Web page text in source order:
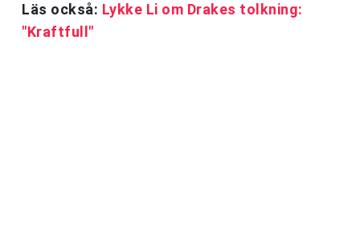
Läs också: Lykke Li om Drakes tolkning:
"Kraftfull"